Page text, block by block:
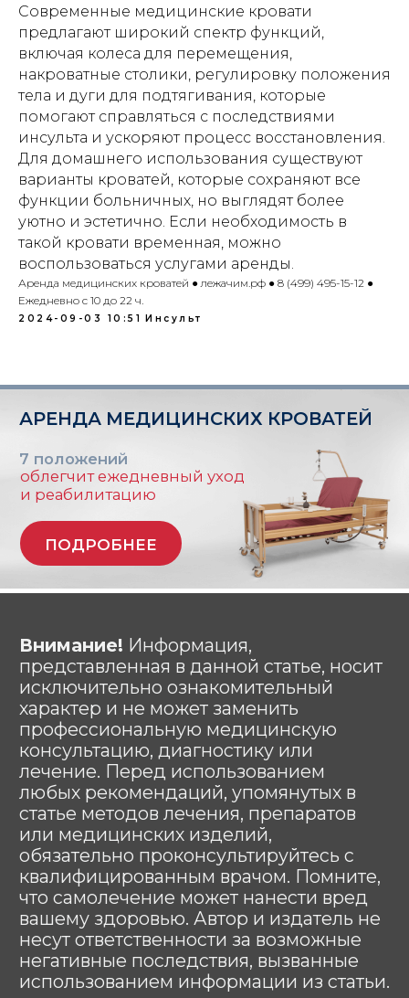
Современные медицинские кровати
предлагают широкий спектр функций,
включая колеса для перемещения,
накроватные столики, регулировку положения
тела и дуги для подтягивания, которые
помогают справляться с последствиями
инсульта и ускоряют процесс восстановления.
Для домашнего использования существуют
варианты кроватей, которые сохраняют все
функции больничных, но выглядят более
уютно и эстетично. Если необходимость в
такой кровати временная, можно
воспользоваться услугами аренды.
Аренда медицинских кроватей ● лежачим.рф ● 8 (499) 495-15-12 ●
Ежедневно с 10 до 22 ч.
2024-09-03 10:51 Инсульт
Индивидуальный предприниматель
Гришин Андрей Михайлович
Склад (самовывоза - нет):
г. Москва, ул. Складочная, 1с1 (метро
ИМЕЮТСЯ ПРОТИВОПОКАЗАНИЯ!
Перед использованием необходимо
ознакомиться с инструкцией и
проконсультироваться с врачом.
услуги ИП Гришин А.М., вы выражаете
конфиденциальности
офертой.
© Любое использование либо
копирование материалов или подборки
материалов сайта, элементов дизайна и
оформления запрещено | 2026 |
Источник: https://лежачим.рф
для больных # медицинских # прокат #
напрокат # москва # область #
функциональных # взять # мед #
больничных # инвалидных # Burmeier
# подъемный механизм #
многофункциональных #
ортопедических # инвалидов # инсульт
# тяжелобольных #lezhachim
#лежачим
АРЕНДОВАТЬ
ИНН 771476044008
ОГРНИП 321508100003201
E-MAIL: lezhachim.ru@yandex.ru